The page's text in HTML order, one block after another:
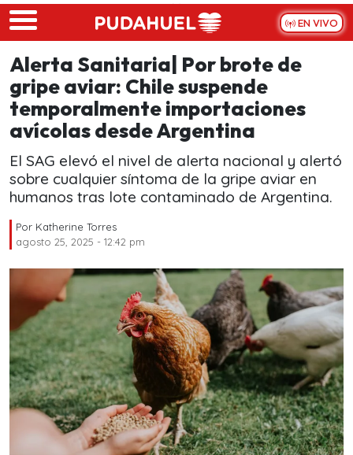
Skip to main content
EN VIVO
Alerta Sanitaria| Por brote de
gripe aviar: Chile suspende
temporalmente importaciones
avícolas desde Argentina
El SAG elevó el nivel de alerta nacional y alertó
sobre cualquier síntoma de la gripe aviar en
humanos tras lote contaminado de Argentina.
Por Katherine Torres
agosto 25, 2025 - 12:42 pm